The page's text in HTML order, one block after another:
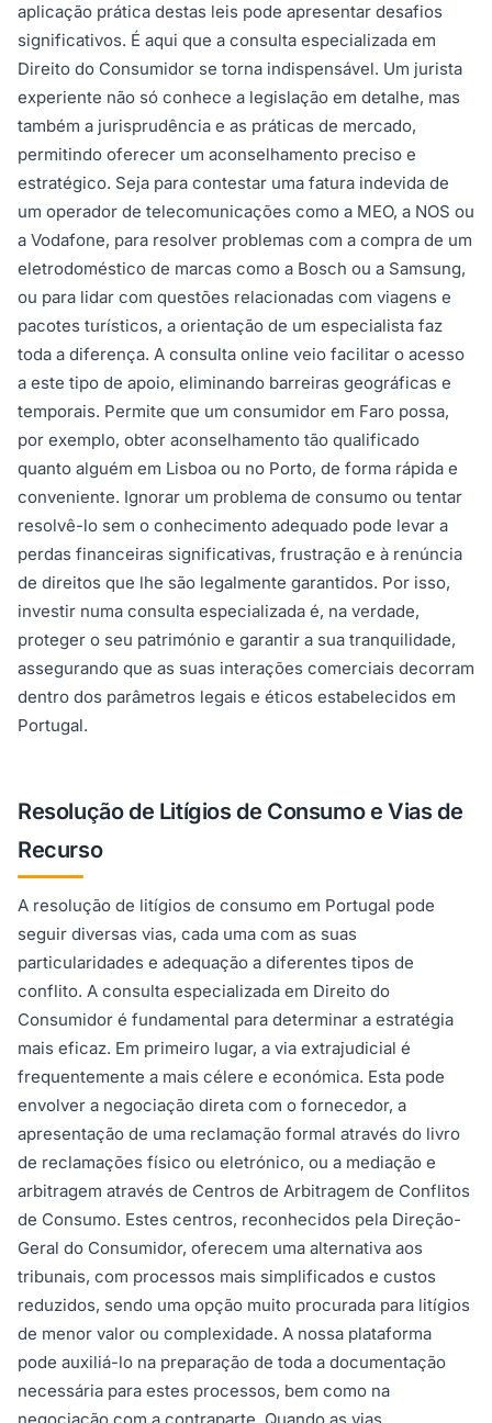
aplicação prática destas leis pode apresentar desafios
significativos. É aqui que a consulta especializada em
Direito do Consumidor se torna indispensável. Um jurista
experiente não só conhece a legislação em detalhe, mas
também a jurisprudência e as práticas de mercado,
permitindo oferecer um aconselhamento preciso e
estratégico. Seja para contestar uma fatura indevida de
um operador de telecomunicações como a MEO, a NOS ou
a Vodafone, para resolver problemas com a compra de um
eletrodoméstico de marcas como a Bosch ou a Samsung,
ou para lidar com questões relacionadas com viagens e
pacotes turísticos, a orientação de um especialista faz
toda a diferença. A consulta online veio facilitar o acesso
a este tipo de apoio, eliminando barreiras geográficas e
temporais. Permite que um consumidor em Faro possa,
por exemplo, obter aconselhamento tão qualificado
quanto alguém em Lisboa ou no Porto, de forma rápida e
conveniente. Ignorar um problema de consumo ou tentar
resolvê-lo sem o conhecimento adequado pode levar a
perdas financeiras significativas, frustração e à renúncia
de direitos que lhe são legalmente garantidos. Por isso,
investir numa consulta especializada é, na verdade,
proteger o seu património e garantir a sua tranquilidade,
assegurando que as suas interações comerciais decorram
dentro dos parâmetros legais e éticos estabelecidos em
Portugal.
Resolução de Litígios de Consumo e Vias de
Recurso
A resolução de litígios de consumo em Portugal pode
seguir diversas vias, cada uma com as suas
particularidades e adequação a diferentes tipos de
conflito. A consulta especializada em Direito do
Consumidor é fundamental para determinar a estratégia
mais eficaz. Em primeiro lugar, a via extrajudicial é
frequentemente a mais célere e económica. Esta pode
envolver a negociação direta com o fornecedor, a
apresentação de uma reclamação formal através do livro
de reclamações físico ou eletrónico, ou a mediação e
arbitragem através de Centros de Arbitragem de Conflitos
de Consumo. Estes centros, reconhecidos pela Direção-
Geral do Consumidor, oferecem uma alternativa aos
tribunais, com processos mais simplificados e custos
reduzidos, sendo uma opção muito procurada para litígios
de menor valor ou complexidade. A nossa plataforma
pode auxiliá-lo na preparação de toda a documentação
necessária para estes processos, bem como na